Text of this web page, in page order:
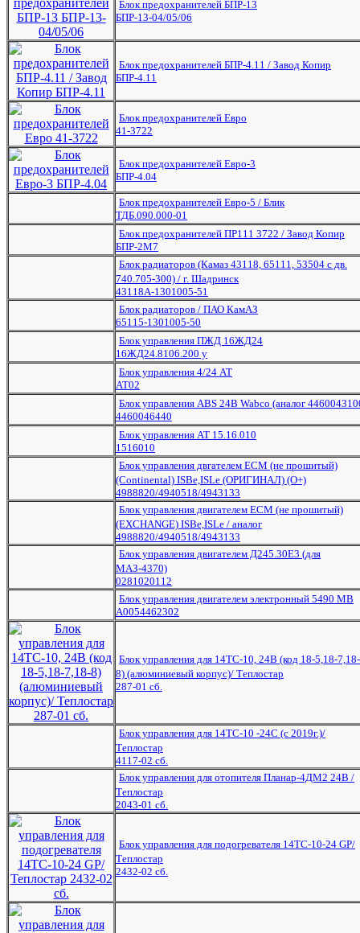
Блок предохранителей БПР-13
БПР-13-04/05/06
Блок предохранителей БПР-4.11 / Завод Копир
БПР-4.11
Блок предохранителей Евро
41-3722
Блок предохранителей Евро-3
БПР-4.04
Блок предохранителей Евро-5 / Блик
ТДБ.090.000-01
Блок предохранителей ПР111 3722 / Завод Копир
БПР-2М7
Блок радиаторов (Камаз 43118, 65111, 53504 с дв.
740.705-300) / г. Шадринск
43118А-1301005-51
Блок радиаторов / ПАО КамАЗ
65115-1301005-50
Блок управления ПЖД 16ЖД24
16ЖД24.8106.200 у
Блок управления 4/24 АТ
АТ02
Блок управления ABS 24В Wabco (аналог
4460046440
Блок управления АТ 15.16.010
1516010
Блок управления двгателем ECM (не прошитый)
(Continental) ISBe,ISLe (ОРИГИНАЛ) (O+)
4988820/4940518/4943133
Блок управления двигателем ECM (не прошитый)
(EXCHANGE) ISBe,ISLe / аналог
4988820/4940518/4943133
Блок управления двигателем Д245.30Е3 (для
МАЗ-4370)
0281020112
Блок управления двигателем электронный 5490 MB
А0054462302
Блок управления для 14ТС-10, 24В (код 18-5,18-7,18-
8) (алюминиевый корпус)/ Теплостар
287-01 сб.
Блок управления для 14ТС-10 -24С (с 2019г.)/
Теплостар
4117-02 сб.
Блок управления для отопителя Планар-4ДМ2 24В /
Теплостар
2043-01 сб.
Блок управления для подогревателя 14ТС-10-24 GP/
Теплостар
2432-02 сб.